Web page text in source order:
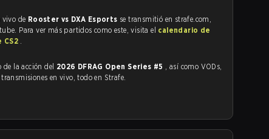
de Rooster vs DXA Esports se transmitió en strafe.com,
Para ver más partidos como este, visita el calendario de
CS2 .
de la acción del 2026 DFRAG Open Series #5 , así como VODs,
en vivo, todo en Strafe.